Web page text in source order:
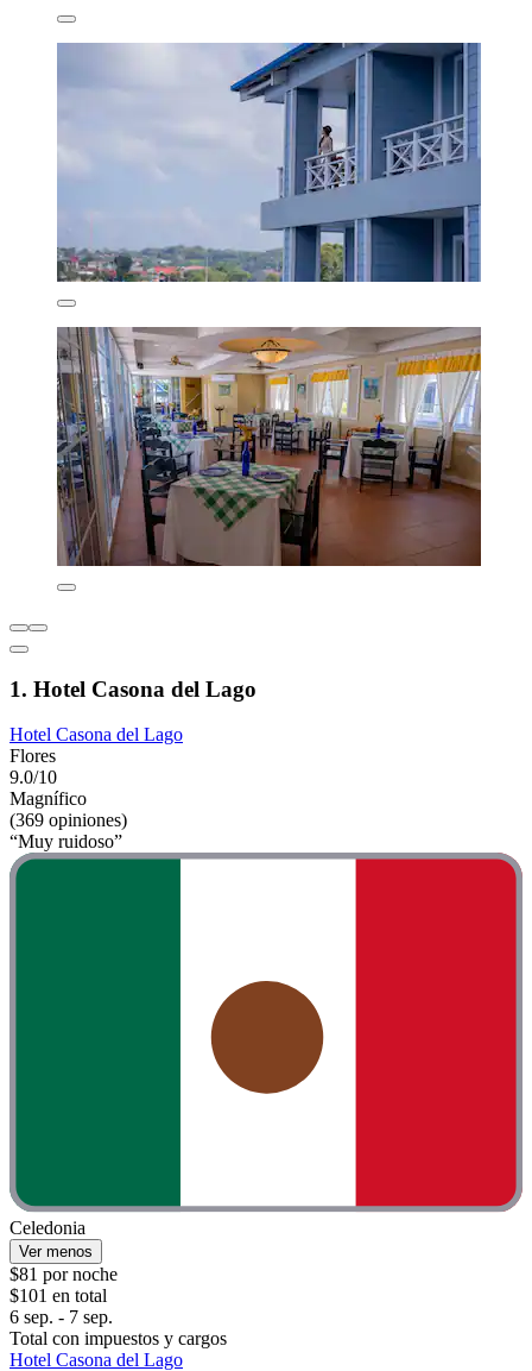
1. Hotel Casona del Lago
Hotel Casona del Lago
Flores
9.0/10
Magnífico
(369 opiniones)
“Muy ruidoso”
Celedonia
Ver menos
$81 por noche
$101 en total
6 sep. - 7 sep.
Total con impuestos y cargos
Hotel Casona del Lago